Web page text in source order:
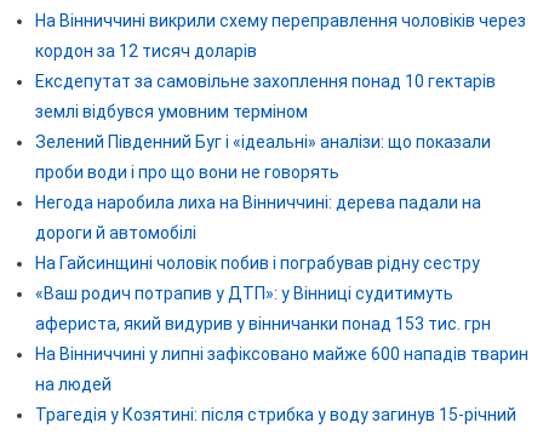
На Вінниччині викрили схему переправлення чоловіків через
кордон за 12 тисяч доларів
Ексдепутат за самовільне захоплення понад 10 гектарів
землі відбувся умовним терміном
Зелений Південний Буг і «ідеальні» аналізи: що показали
проби води і про що вони не говорять
Негода наробила лиха на Вінниччині: дерева падали на
дороги й автомобілі
На Гайсинщині чоловік побив і пограбував рідну сестру
«Ваш родич потрапив у ДТП»: у Вінниці судитимуть
афериста, який видурив у вінничанки понад 153 тис. грн
На Вінниччині у липні зафіксовано майже 600 нападів тварин
на людей
Трагедія у Козятині: після стрибка у воду загинув 15-річний